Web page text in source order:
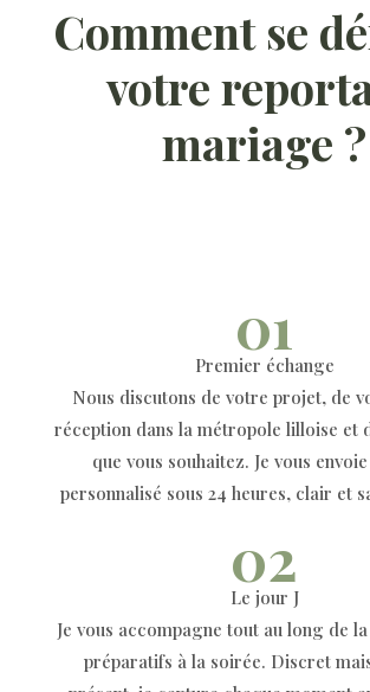
Comment se
votre
mariage ?
01
Premier échange
Nous discutons de votre projet, de
réception dans la métropole lilloise et
que vous souhaitez. Je vous
personnalisé sous 24 heures, clair et
02
Le jour J
Je vous accompagne tout au long de
préparatifs à la soirée. Discret